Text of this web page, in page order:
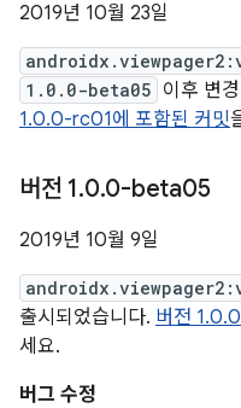
2019년 10월 23일
1.0.0-beta05 이후 변
1.0.0-rc01에 포함된 커밋
버전 1.0.0-beta05
2019년 10월 9일
출시되었습니다. 버전
세요.
버그 수정